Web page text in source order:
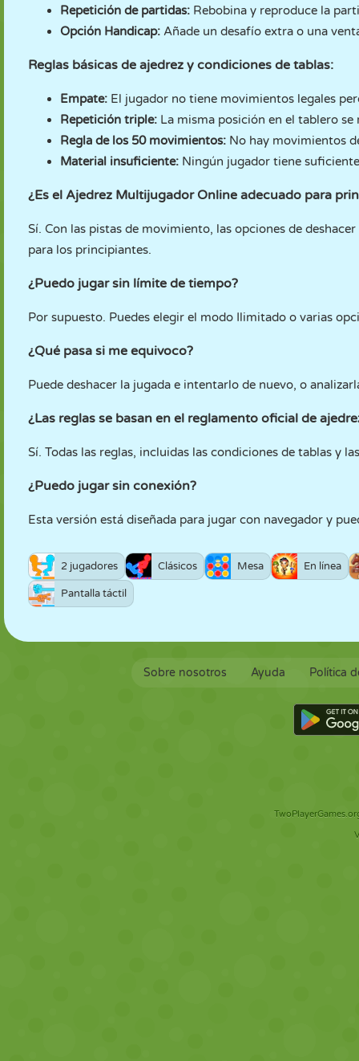
Repetición de partidas: Rebobina y reproduce la
Opción Handicap: Añade un desafío extra o una
Reglas básicas de ajedrez y condiciones de tablas:
Empate: El jugador no tiene movimientos legales
Repetición triple: La misma posición en el tablero se
Regla de los 50 movimientos: No hay movimientos
Material insuficiente: Ningún jugador tiene
¿Es el Ajedrez Multijugador Online adecuado para
Sí. Con las pistas de movimiento, las opciones de
para los principiantes.
¿Puedo jugar sin límite de tiempo?
Por supuesto. Puedes elegir el modo Ilimitado o varias
¿Qué pasa si me equivoco?
Puede deshacer la jugada e intentarlo de nuevo, o
¿Las reglas se basan en el reglamento oficial de
Sí. Todas las reglas, incluidas las condiciones de tablas y
¿Puedo jugar sin conexión?
Esta versión está diseñada para jugar con navegador y
2 jugadores Clásicos Mesa En línea
Pantalla táctil
Sobre nosotros Ayuda Política